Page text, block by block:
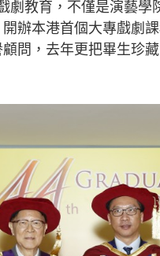
劇教育，不僅是演藝
辦本港首個大專戲劇
問，去年更把畢生珍